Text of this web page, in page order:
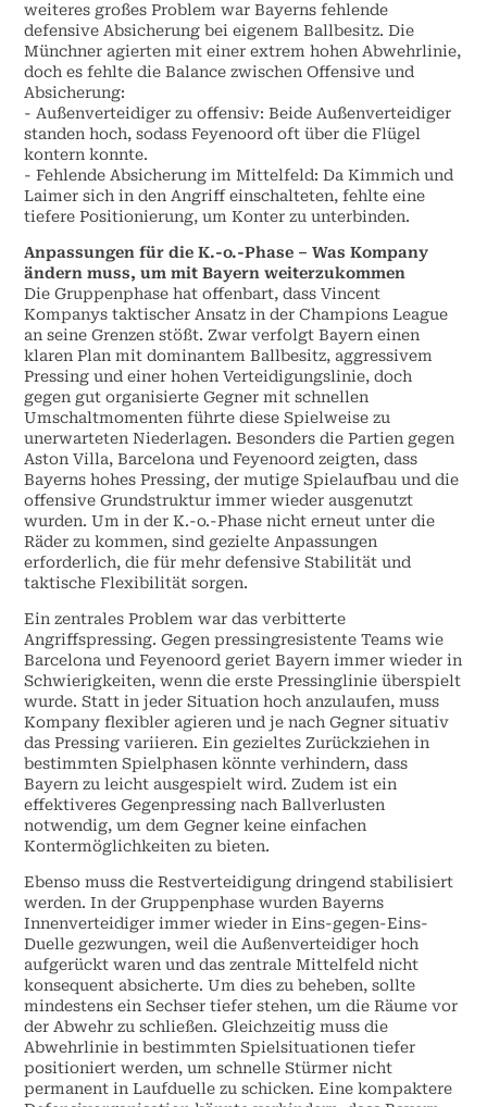
weiteres großes Problem war Bayerns fehlende
defensive Absicherung bei eigenem Ballbesitz. Die
Münchner agierten mit einer extrem hohen Abwehrlinie,
doch es fehlte die Balance zwischen Offensive und
Absicherung:
- Außenverteidiger zu offensiv: Beide Außenverteidiger
standen hoch, sodass Feyenoord oft über die Flügel
kontern konnte.
- Fehlende Absicherung im Mittelfeld: Da Kimmich und
Laimer sich in den Angriff einschalteten, fehlte eine
tiefere Positionierung, um Konter zu unterbinden.
Anpassungen für die K.-o.-Phase – Was Kompany
ändern muss, um mit Bayern weiterzukommen
Die Gruppenphase hat offenbart, dass Vincent
Kompanys taktischer Ansatz in der Champions League
an seine Grenzen stößt. Zwar verfolgt Bayern einen
klaren Plan mit dominantem Ballbesitz, aggressivem
Pressing und einer hohen Verteidigungslinie, doch
gegen gut organisierte Gegner mit schnellen
Umschaltmomenten führte diese Spielweise zu
unerwarteten Niederlagen. Besonders die Partien gegen
Aston Villa, Barcelona und Feyenoord zeigten, dass
Bayerns hohes Pressing, der mutige Spielaufbau und die
offensive Grundstruktur immer wieder ausgenutzt
wurden. Um in der K.-o.-Phase nicht erneut unter die
Räder zu kommen, sind gezielte Anpassungen
erforderlich, die für mehr defensive Stabilität und
taktische Flexibilität sorgen.
Ein zentrales Problem war das verbitterte
Angriffspressing. Gegen pressingresistente Teams wie
Barcelona und Feyenoord geriet Bayern immer wieder in
Schwierigkeiten, wenn die erste Pressinglinie überspielt
wurde. Statt in jeder Situation hoch anzulaufen, muss
Kompany flexibler agieren und je nach Gegner situativ
das Pressing variieren. Ein gezieltes Zurückziehen in
bestimmten Spielphasen könnte verhindern, dass
Bayern zu leicht ausgespielt wird. Zudem ist ein
effektiveres Gegenpressing nach Ballverlusten
notwendig, um dem Gegner keine einfachen
Kontermöglichkeiten zu bieten.
Ebenso muss die Restverteidigung dringend stabilisiert
werden. In der Gruppenphase wurden Bayerns
Innenverteidiger immer wieder in Eins-gegen-Eins-
Duelle gezwungen, weil die Außenverteidiger hoch
aufgerückt waren und das zentrale Mittelfeld nicht
konsequent absicherte. Um dies zu beheben, sollte
mindestens ein Sechser tiefer stehen, um die Räume vor
der Abwehr zu schließen. Gleichzeitig muss die
Abwehrlinie in bestimmten Spielsituationen tiefer
positioniert werden, um schnelle Stürmer nicht
permanent in Laufduelle zu schicken. Eine kompaktere